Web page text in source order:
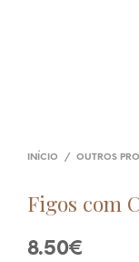
INÍCIO / OUTROS
Figos com
8.50€